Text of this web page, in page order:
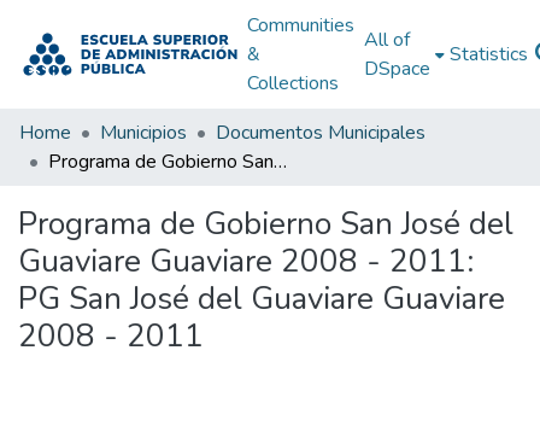
Communities
&
Collections
All of
DSpace
Statistics
Home Municipios
Documentos Municipales
Programa de Gobierno San José del Guaviare Guaviare 2008 - 2011: PG San José del Guaviare Guaviare 2008 - 2011
Programa de Gobierno San José del
Guaviare Guaviare 2008 - 2011:
PG San José del Guaviare Guaviare
2008 - 2011